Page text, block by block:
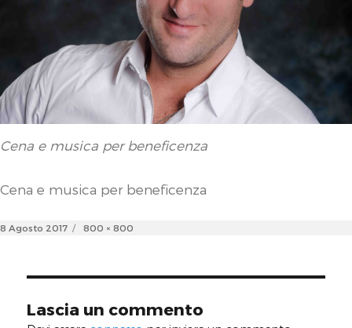
Cena e musica per beneficenza
Cena e musica per beneficenza
Posted
8 Agosto 2017
Full
800 × 800
Lascia un commento